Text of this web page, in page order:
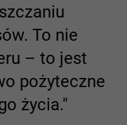
To nie
– to jest
pożyteczne
życia."